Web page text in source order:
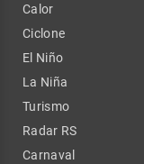
Calor
Ciclone
El Niño
La Niña
Turismo
Radar RS
Carnaval